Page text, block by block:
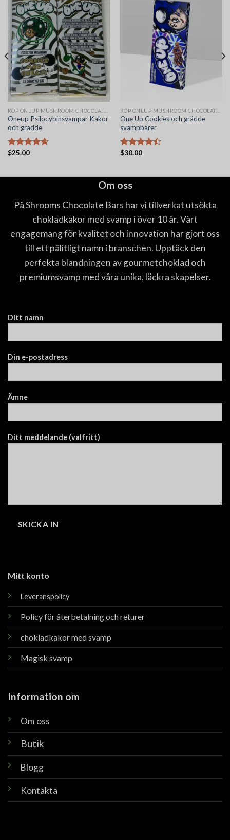
Oneup Psilocybinsvampar Kakor
och grädde
Betygsatt
$25.00
One Up Cookies och grädde
svampbarer
Betygsatt
$30.00
Om oss
På Shrooms Chocolate Bars har vi tillverkat utsökta
chokladkakor med svamp i över 10 år. Vårt
engagemang för kvalitet och innovation har gjort oss
till ett pålitligt namn i branschen. Upptäck den
perfekta blandningen av gourmetchoklad och
premiumsvamp med våra unika, läckra skapelser.
Mitt konto
Leveranspolicy
Policy för återbetalning och returer
chokladkakor med svamp
Magisk svamp
Information om
Om oss
Butik
Blogg
Kontakta
Ditt namn
Din e-postadress
Ämne
Ditt meddelande (valfritt)